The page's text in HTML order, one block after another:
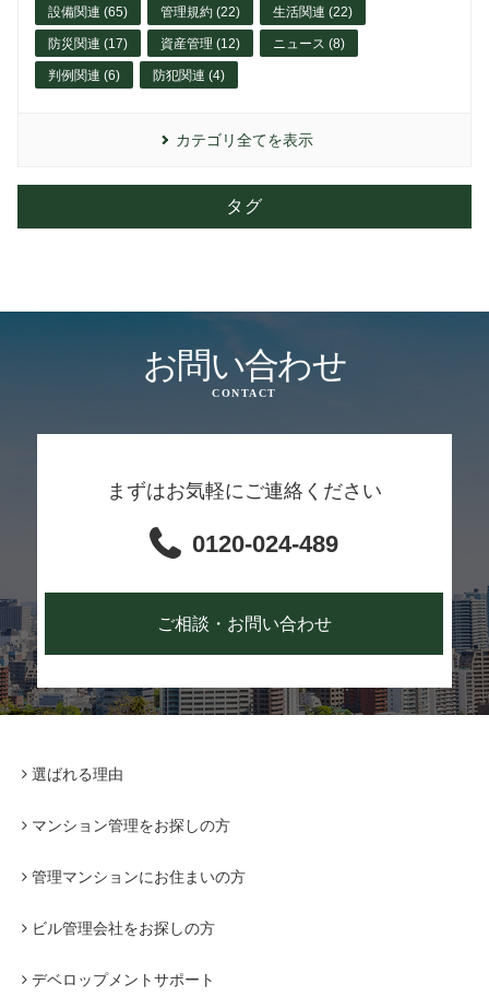
設備関連 (65) 管理規約 (22) 生活関連 (22)
防災関連 (17) 資産管理 (12) ニュース (8)
判例関連 (6) 防犯関連 (4)
カテゴリ全てを表示
タグ
お問い合わせ
CONTACT
まずはお気軽にご連絡ください
0120-024-489
ご相談・お問い合わせ
選ばれる理由
マンション管理をお探しの方
管理マンションにお住まいの方
ビル管理会社をお探しの方
デベロップメントサポート